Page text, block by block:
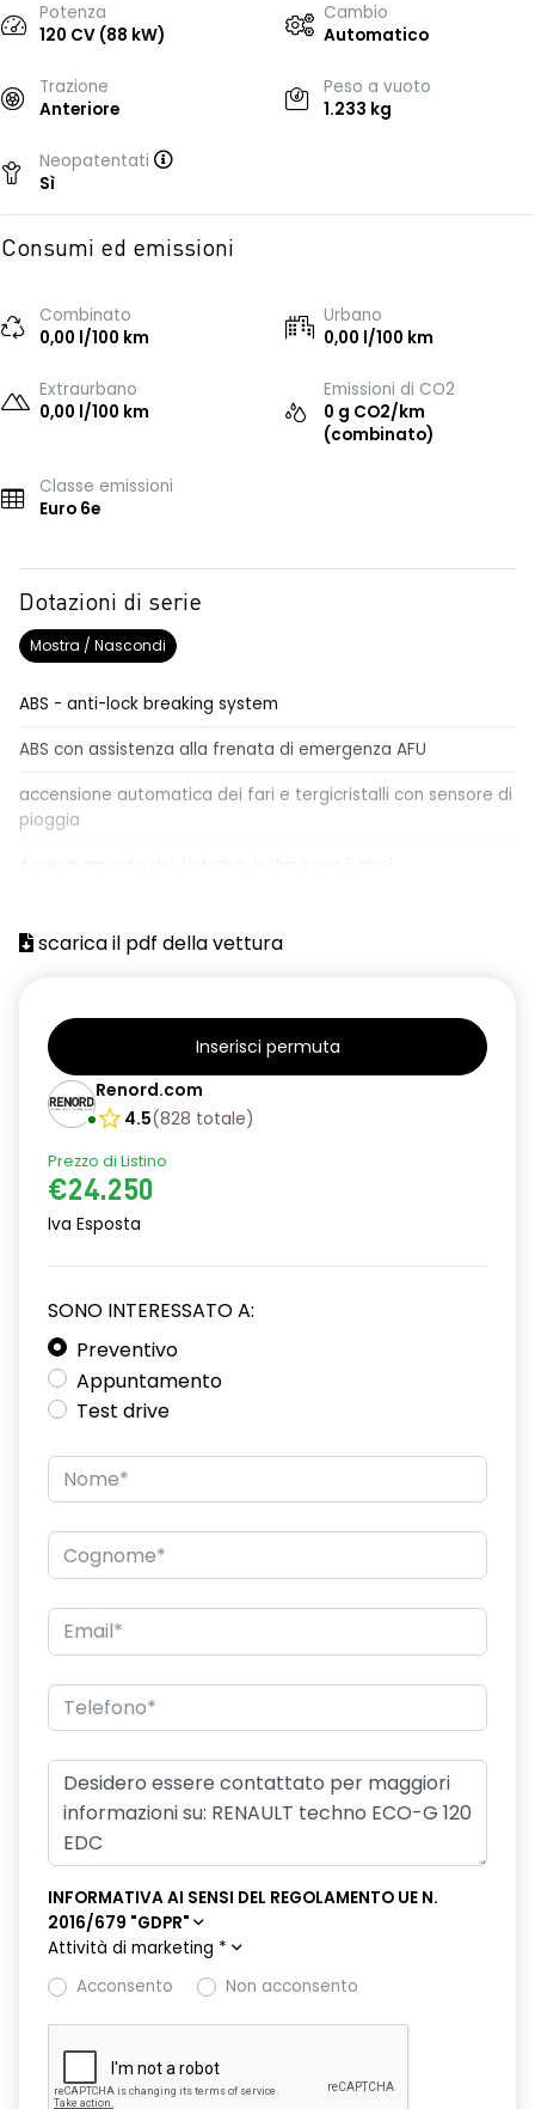
Potenza
120 CV (88 kW)
Cambio
Automatico
Trazione
Anteriore
Peso a vuoto
1.233 kg
Neopatentati
Sì
Consumi ed emissioni
Combinato
0,00 l/100 km
Urbano
0,00 l/100 km
Extraurbano
0,00 l/100 km
Emissioni di CO2
0 g CO2/km
(combinato)
Classe emissioni
Euro 6e
Dotazioni di serie
Mostra / Nascondi
ABS - anti-lock breaking system
ABS con assistenza alla frenata di emergenza AFU
accensione automatica dei fari e tergicristalli con sensore di
pioggia
posteriori
alzacristalli anteriori elettrici impulsionali
alzacristalli posteriori elettrici impulsionali
assistenza alla partenza in salita
climatizzatore automatico
distance warning avviso distanza di sicurezza
driver display 10''
eCall funzionalità soggetta a copertura di rete;
compatibilità 2G/3G o 4G/5G a seconda del veicolo
emergency lane keep assist assistenza d'emergenza al
mantenimento della corsia
fari full LED adaptative vision, con funzione fendinebbia
integrata
freno di stazionamento elettrico con funzione Auto-Hold
hands-free card per apertura/chiusura porte e avviamento
HAR02
intelligent speed assist assistenza al superamento dei limiti
di velocità
kit gonfiaggio pneumatici
Manutenzione Connessa, incluso per 8 anni
portellone posteriore manuale
scarica il pdf della vettura
Inserisci permuta
Renord.com
4.5(828 totale)
Prezzo di Listino
€24.250
Iva Esposta
SONO INTERESSATO A:
Preventivo
Appuntamento
Test drive
INFORMATIVA AI SENSI DEL REGOLAMENTO UE N.
2016/679 "GDPR"
Attività di marketing *
Acconsento
Non acconsento